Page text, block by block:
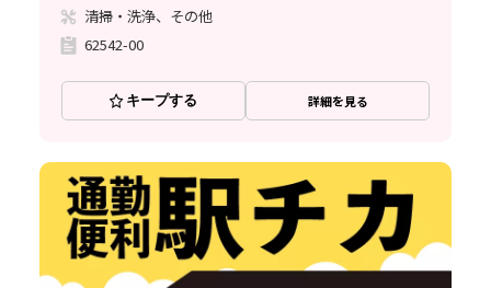
清掃・洗浄、その他
62542-00
キープする 詳細を見る